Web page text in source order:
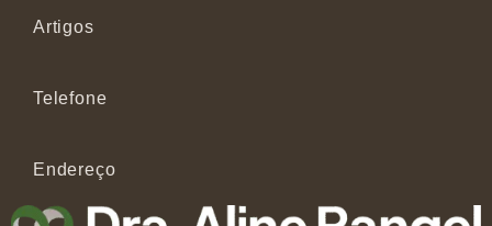
Artigos
Telefone
Endereço